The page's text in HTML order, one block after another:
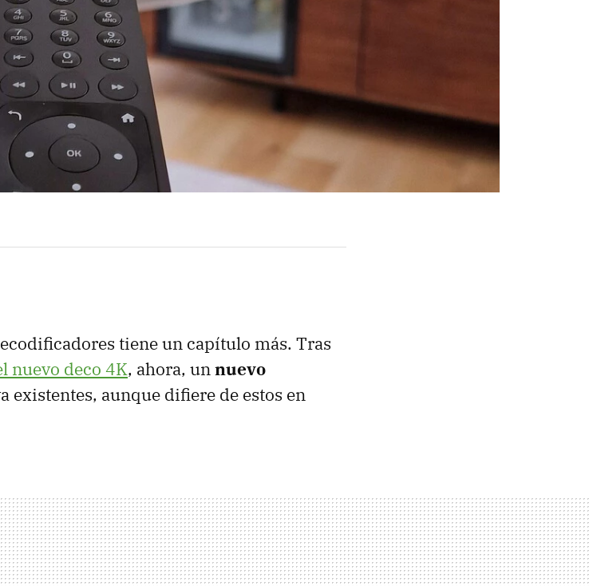
tiene un capítulo más. Tras
nuevo deco 4K, ahora, unnuevo
existentes, aunque difiere de estos en